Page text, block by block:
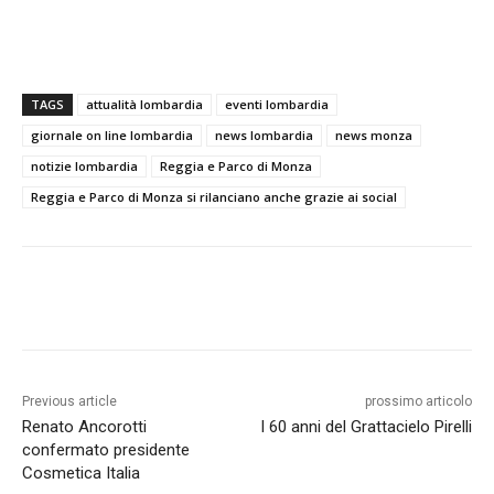
TAGS attualità lombardia
eventi lombardia
giornale on line lombardia
news lombardia
news monza
notizie lombardia
Reggia e Parco di Monza
Reggia e Parco di Monza si rilanciano anche grazie ai social
Previous article
Renato Ancorotti
confermato presidente
Cosmetica Italia
prossimo articolo
I 60 anni del Grattacielo Pirelli